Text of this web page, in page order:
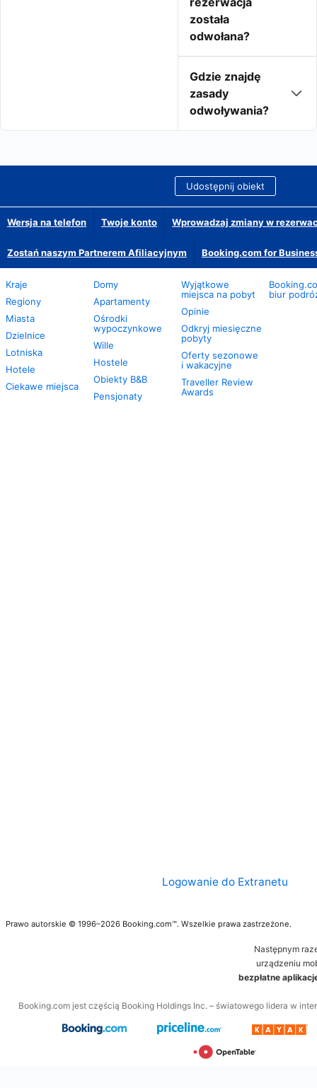
została
odwołana?
Gdzie znajdę
zasady
odwoływania?
Udostępnij obiekt
Wersja na telefon Twoje konto Wprowadzaj zmiany w
Zostań naszym Partnerem Afiliacyjnym Booking.com for
Kraje
Regiony
Miasta
Dzielnice
Lotniska
Hotele
Ciekawe miejsca
Domy
Apartamenty
Ośrodki
wypoczynkowe
Wille
Hostele
Obiekty B&B
Pensjonaty
Wyjątkowe
miejsca na pobyt
Opinie
Odkryj miesięczne
pobyty
Oferty sezonowe
i wakacyjne
Traveller Review
Awards
biur
Logowanie do Extranetu
Prawo autorskie © 1996–2026 Booking.com™. Wszelkie prawa zastrzeżone.
Następnym
urządzeniu
bezpłatne
Booking.com jest częścią Booking Holdings Inc. – światowego lidera w